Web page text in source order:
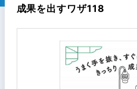
成果を出すワザ118